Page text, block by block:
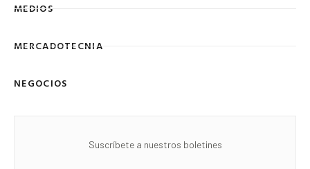
MEDIOS
MERCADOTECNIA
NEGOCIOS
Suscríbete a nuestros boletines